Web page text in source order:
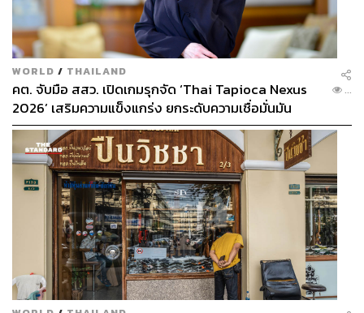
WORLD / THAILAND
คต. จับมือ สสว. เปิดเกมรุกจัด ‘Thai Tapioca Nexus
2026’ เสริมความแข็งแกร่ง ยกระดับความเชื่อมั่นมัน
สำปะหลังไทยในตลาดโลก
...